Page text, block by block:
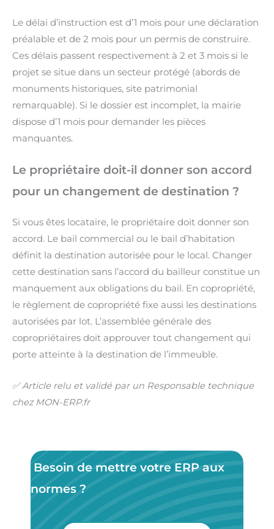
Le délai d’instruction est d’1 mois pour une déclaration
préalable et de 2 mois pour un permis de construire.
Ces délais passent respectivement à 2 et 3 mois si le
projet se situe dans un secteur protégé (abords de
monuments historiques, site patrimonial
remarquable). Si le dossier est incomplet, la mairie
dispose d’1 mois pour demander les pièces
manquantes.
Le propriétaire doit-il donner son accord
pour un changement de destination ?
Si vous êtes locataire, le propriétaire doit donner son
accord. Le bail commercial ou le bail d’habitation
définit la destination autorisée pour le local. Changer
cette destination sans l’accord du bailleur constitue un
manquement aux obligations du bail. En copropriété,
le règlement de copropriété fixe aussi les destinations
autorisées par lot. L’assemblée générale des
copropriétaires doit approuver tout changement qui
porte atteinte à la destination de l’immeuble.
✅ Article relu et validé par un Responsable technique
chez MON-ERP.fr
Besoin de mettre votre ERP aux
normes ?